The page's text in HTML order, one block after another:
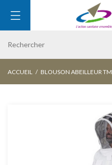
ACCUEIL BLOUSON ABEILLEUR TM